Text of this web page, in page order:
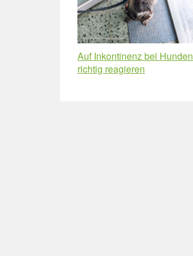
Auf Inkontinenz bei Hunden
richtig reagieren